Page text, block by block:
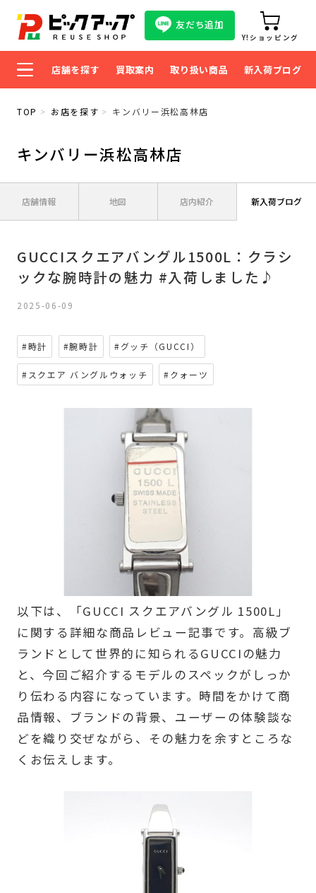
友だち追加
Y!ショッピング
店舗を探す 買取案内 取り扱い商品 新入荷ブログ
TOP お店を探す キンバリー浜松高林店
キンバリー浜松高林店
店舗情報 地図 店内紹介 新入荷ブログ
GUCCIスクエアバングル1500L：クラシ
ックな腕時計の魅力 #入荷しました♪
2025-06-09
#時計 #腕時計 #グッチ（GUCCI）
#スクエア バングルウォッチ #クォーツ
以下は、「GUCCI スクエアバングル 1500L」
に関する詳細な商品レビュー記事です。高級ブ
ランドとして世界的に知られるGUCCIの魅力
と、今回ご紹介するモデルのスペックがしっか
り伝わる内容になっています。時間をかけて商
品情報、ブランドの背景、ユーザーの体験談な
どを織り交ぜながら、その魅力を余すところな
くお伝えします。